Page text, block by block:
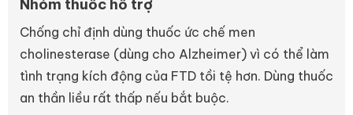
Nhóm thuốc hỗ trợ
Chống chỉ định dùng thuốc ức chế men
cholinesterase (dùng cho Alzheimer) vì có thể làm
tình trạng kích động của FTD tồi tệ hơn. Dùng thuốc
an thần liều rất thấp nếu bắt buộc.